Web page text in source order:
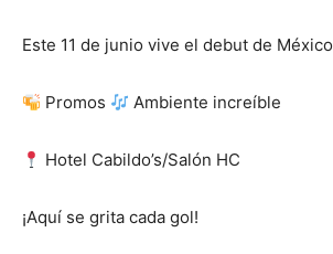
Este 11 de junio vive el debut de México
Promos Ambiente increíble
Hotel Cabildo’s/Salón HC
¡Aquí se grita cada gol!